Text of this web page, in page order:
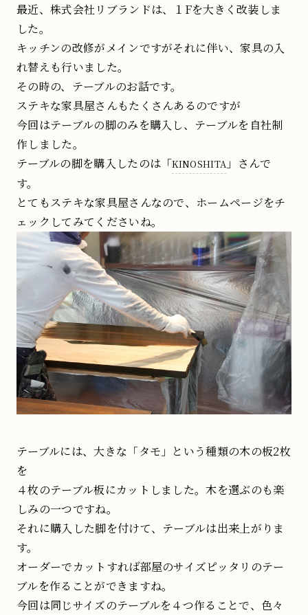
最近、株式会社リブランドは、１Fを大きく改装しま
した。
キッチンの改修がメインですがそれに伴い、家具の入
れ替えも行いました。
その時の、テーブルのお話です。
ステキな家具屋さんもたくさんあるのですが
今回はテーブルの脚のみを購入し、テーブルを自社制
作しました。
テーブルの脚を購入したのは「KINOSHITA 」さんで
す。
とてもステキな家具屋さんなので、ホームページをチ
ェックしてみてくださいね。
テーブルには、大きな「タモ」という種類の木の板2枚
を
４枚のテーブル板にカットしました。木を選ぶのも楽
しみの一つですね。
それに購入した脚を付けて、テーブルは出来上がりま
す。
オーダーでカットすれば部屋のサイズピッタリのテー
ブルを作ることができますね。
今回は同じサイズのテーブルを４つ作ることで、色々